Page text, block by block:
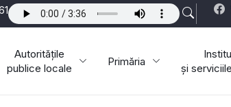
Autoritățile
publice locale
Primăria
și